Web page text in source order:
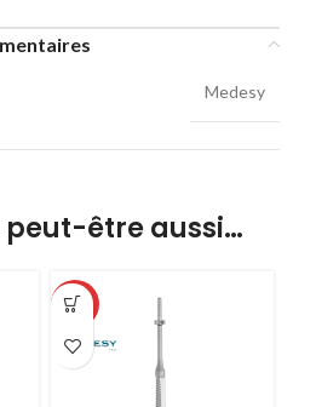
Medesy
peut-être aussi…
-32%